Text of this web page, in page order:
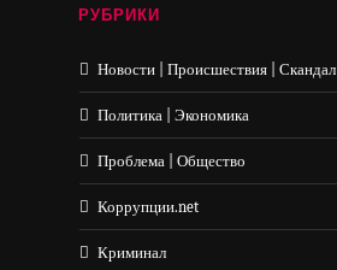
РУБРИКИ
Новости | Происшествия | Скандал
Политика | Экономика
Проблема | Общество
Коррупции.net
Криминал